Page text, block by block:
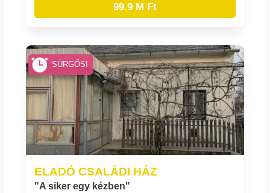
99.9 M Ft
ELADÓ CSALÁDI HÁZ
"A siker egy kézben"
SÜRGŐS!